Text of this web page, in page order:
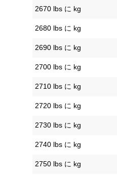
2670 lbs に kg
2680 lbs に kg
2690 lbs に kg
2700 lbs に kg
2710 lbs に kg
2720 lbs に kg
2730 lbs に kg
2740 lbs に kg
2750 lbs に kg